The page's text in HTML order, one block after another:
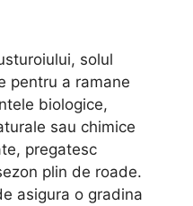
solul
pentru a ramane
biologice,
sau chimice
pregatesc
plin de roade.
asigura o gradina